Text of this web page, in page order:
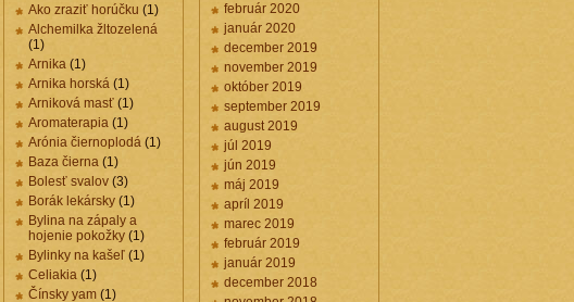
Ako zraziť horúčku (1)
Alchemilka žltozelená
(1)
Arnika (1)
Arnika horská (1)
Arniková masť (1)
Aromaterapia (1)
Arónia čiernoplodá (1)
Baza čierna (1)
Bolesť svalov (3)
Borák lekársky (1)
Bylina na zápaly a
hojenie pokožky (1)
Bylinky na kašeľ (1)
Celiakia (1)
Čínsky yam (1)
február 2020
január 2020
december 2019
november 2019
október 2019
september 2019
august 2019
júl 2019
jún 2019
máj 2019
apríl 2019
marec 2019
február 2019
január 2019
december 2018